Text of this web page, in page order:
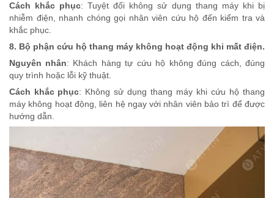
Cách khắc phục: Tuyệt đối không sử dụng thang máy khi bị
nhiễm điện, nhanh chóng gọi nhân viên cứu hộ đến kiểm tra và
khắc phục.
8. Bộ phận cứu hộ thang máy không hoạt động khi mất điện.
Nguyên nhân: Khách hàng tự cứu hộ không đúng cách, đúng
quy trình hoặc lỗi kỹ thuật.
Cách khắc phục: Không sử dụng thang máy khi cứu hộ thang
máy không hoạt động, liên hệ ngay với nhân viên bảo trì để được
hướng dẫn.